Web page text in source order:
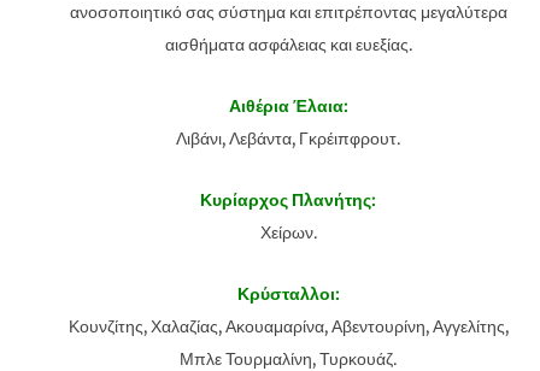
ανοσοποιητικό σας σύστημα και επιτρέποντας μεγαλύτερα
αισθήματα ασφάλειας και ευεξίας.
Αιθέρια Έλαια:
Λιβάνι, Λεβάντα, Γκρέιπφρουτ.
Κυρίαρχος Πλανήτης:
Χείρων.
Κρύσταλλοι:
Κουνζίτης, Χαλαζίας, Ακουαμαρίνα, Αβεντουρίνη, Αγγελίτης,
Μπλε Τουρμαλίνη, Τυρκουάζ.